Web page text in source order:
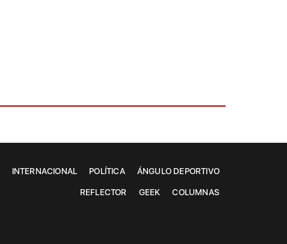
INTERNACIONAL POLÍTICA ÁNGULO DEPORTIVO
REFLECTOR GEEK COLUMNAS